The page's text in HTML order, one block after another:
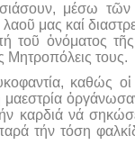
μέσω
μας καί
τοῦ ὀνόματος
Μητροπόλεις τους.
καθώς
καρδιά νά
τήν τόση